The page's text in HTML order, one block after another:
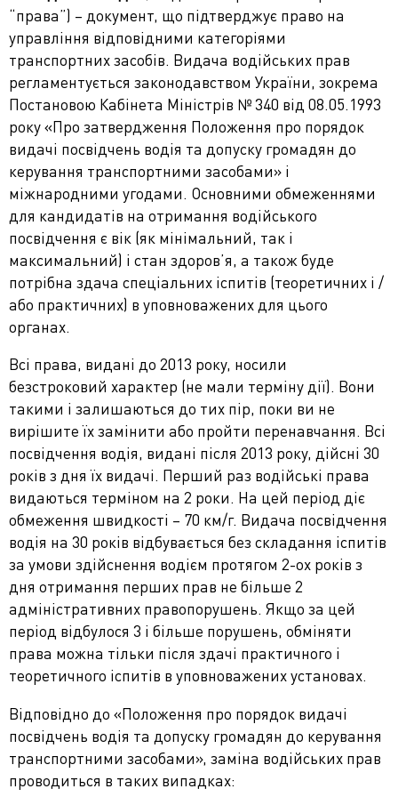
“права”) – документ, що підтверджує право на
управління відповідними категоріями
транспортних засобів. Видача водійських прав
регламентується законодавством України, зокрема
Постановою Кабінета Міністрів № 340 від 08.05.1993
року «Про затвердження Положення про порядок
видачі посвідчень водія та допуску громадян до
керування транспортними засобами» і
міжнародними угодами. Основними обмеженнями
для кандидатів на отримання водійського
посвідчення є вік (як мінімальний, так і
максимальний) і стан здоров’я, а також буде
потрібна здача спеціальних іспитів (теоретичних і /
або практичних) в уповноважених для цього
органах.
Всі права, видані до 2013 року, носили
безстроковий характер (не мали терміну дії). Вони
такими і залишаються до тих пір, поки ви не
вирішите їх замінити або пройти перенавчання. Всі
посвідчення водія, видані після 2013 року, дійсні 30
років з дня їх видачі. Перший раз водійські права
видаються терміном на 2 роки. На цей період діє
обмеження швидкості – 70 км/г. Видача посвідчення
водія на 30 років відбувається без складання іспитів
за умови здійснення водієм протягом 2-ох років з
дня отримання перших прав не більше 2
адміністративних правопорушень. Якщо за цей
період відбулося 3 і більше порушень, обміняти
права можна тільки після здачі практичного і
теоретичного іспитів в уповноважених установах.
Відповідно до «Положення про порядок видачі
посвідчень водія та допуску громадян до керування
транспортними засобами», заміна водійських прав
проводиться в таких випадках: